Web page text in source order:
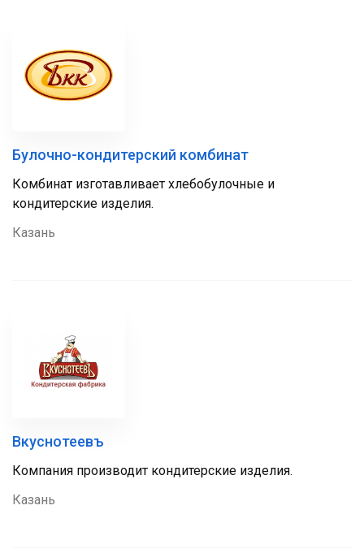
Булочно-кондитерский комбинат
Комбинат изготавливает хлебобулочные и
кондитерские изделия.
Казань
Вкуснотеевъ
Компания производит кондитерские изделия.
Казань